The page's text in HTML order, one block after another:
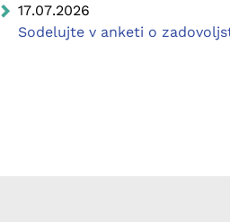
17.07.2026
Sodelujte v anketi o